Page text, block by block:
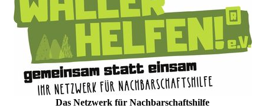
Das Netzwerk für Nachbarschaftshilfe